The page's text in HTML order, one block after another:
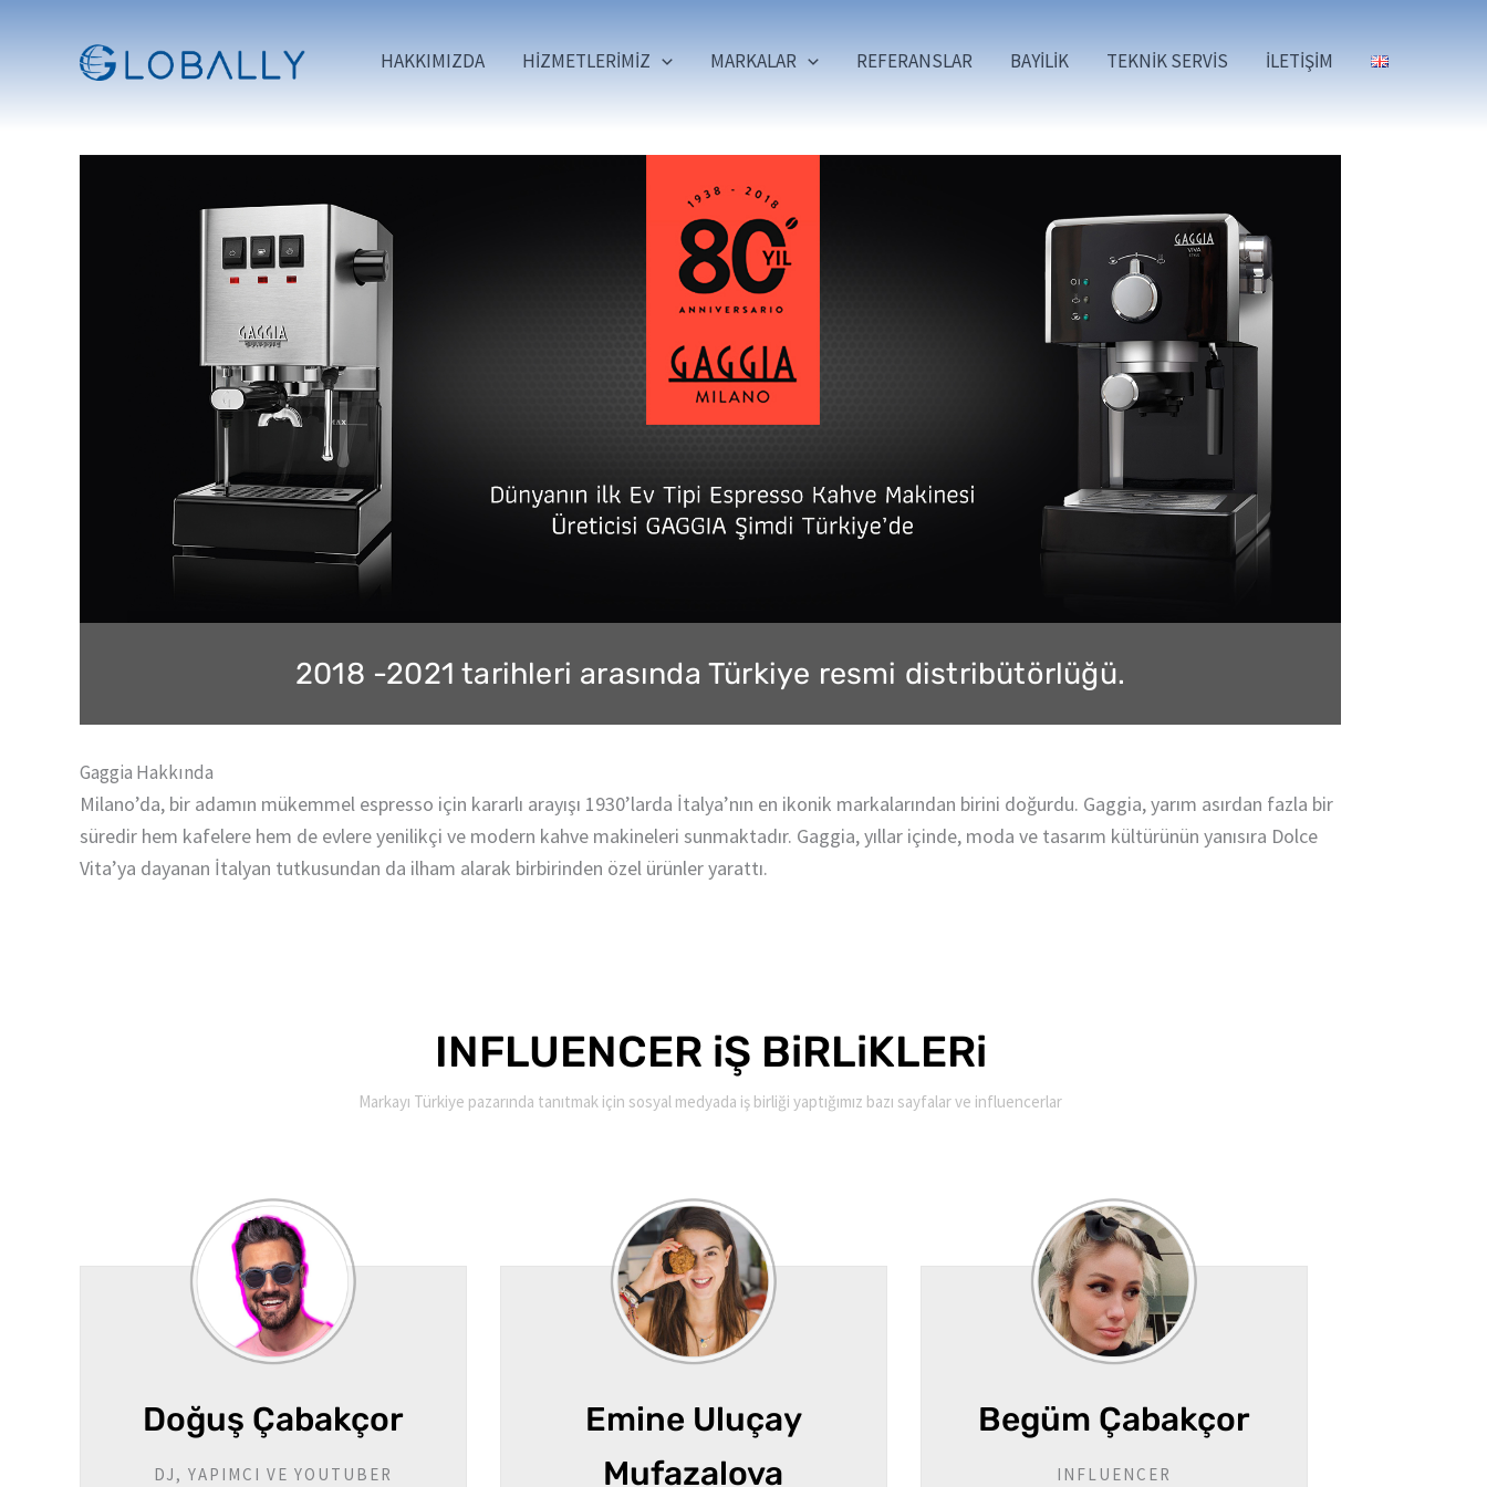
HAKKIMIZDA HİZMETLERİMİZ MARKALAR REFERANSLAR BAYİLİK TEKNİK SERVİS İLETİŞİM
2018 -2021 tarihleri arasında Türkiye resmi distribütörlüğü.
Gaggia Hakkında
Milano’da, bir adamın mükemmel espresso için kararlı arayışı 1930’larda İtalya’nın en ikonik markalarından birini doğurdu. Gaggia, yarım asırdan fazla bir
süredir hem kafelere hem de evlere yenilikçi ve modern kahve makineleri sunmaktadır. Gaggia, yıllar içinde, moda ve tasarım kültürünün yanısıra Dolce
Vita’ya dayanan İtalyan tutkusundan da ilham alarak birbirinden özel ürünler yarattı.
INFLUENCER iŞ BiRLiKLERi
Markayı Türkiye pazarında tanıtmak için sosyal medyada iş birliği yaptığımız bazı sayfalar ve influencerlar
Doğuş Çabakçor
DJ, YAPIMCI VE YOUTUBER
Emine Uluçay
Mufazalova
Begüm Çabakçor
INFLUENCER